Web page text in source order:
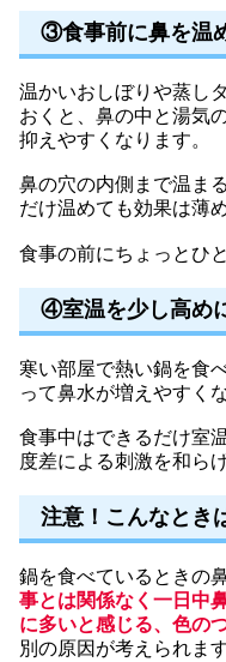
③食事前に鼻を温
温かいおしぼりや蒸し
おくと、鼻の中と湯気
抑えやすくなります。
鼻の穴の内側まで温ま
だけ温めても効果は薄め
食事の前にちょっとひ
④室温を少し高め
寒い部屋で熱い鍋を食
って鼻水が増えやすく
食事中はできるだけ室
度差による刺激を和ら
注意！こんなとき
鍋を食べているときの
事とは関係なく一日中
に多いと感じる、色の
別の原因が考えられます